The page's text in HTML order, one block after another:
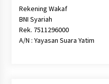
Rekening Wakaf
BNI Syariah
Rek. 7511296000
A/N : Yayasan Suara Yatim